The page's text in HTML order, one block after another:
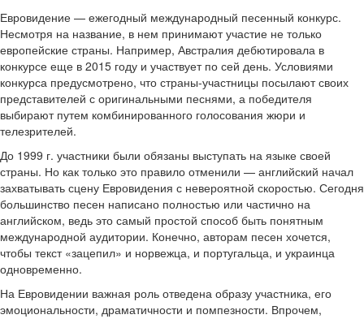
Евровидение — ежегодный международный песенный конкурс.
Несмотря на название, в нем принимают участие не только
европейские страны. Например, Австралия дебютировала в
конкурсе еще в 2015 году и участвует по сей день. Условиями
конкурса предусмотрено, что страны-участницы посылают своих
представителей с оригинальными песнями, а победителя
выбирают путем комбинированного голосования жюри и
телезрителей.
До 1999 г. участники были обязаны выступать на языке своей
страны. Но как только это правило отменили — английский начал
захватывать сцену Евровидения с невероятной скоростью. Сегодня
большинство песен написано полностью или частично на
английском, ведь это самый простой способ быть понятным
международной аудитории. Конечно, авторам песен хочется,
чтобы текст «зацепил» и норвежца, и португальца, и украинца
одновременно.
На Евровидении важная роль отведена образу участника, его
эмоциональности, драматичности и помпезности. Впрочем,